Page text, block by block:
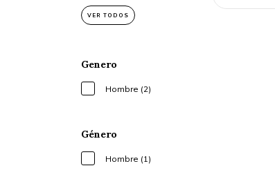
VER TODOS
Genero
Hombre (2)
Género
Hombre (1)